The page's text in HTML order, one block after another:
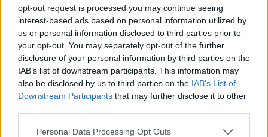
opt-out request is processed you may continue seeing
interest-based ads based on personal information utilized by
us or personal information disclosed to third parties prior to
your opt-out. You may separately opt-out of the further
disclosure of your personal information by third parties on the
IAB’s list of downstream participants. This information may
also be disclosed by us to third parties on the IAB’s List of
Downstream Participants that may further disclose it to other
Personal Data Processing Opt Outs
Agrocanarias celebrará la final de esta
edición 2020 el martes día 10 en el
Hotel Hacienda de Abajo de Tazacorte
(La Palma) con un total de 31 muestras
de gofio correspondientes a molinos de
Tenerife, La Gomera, La Palma, El
Hierro, Gran Canaria y Fuerteventura.
Escribir un comentario
6 Noviembre 2020 - 10:59
Escrito por Redaccion